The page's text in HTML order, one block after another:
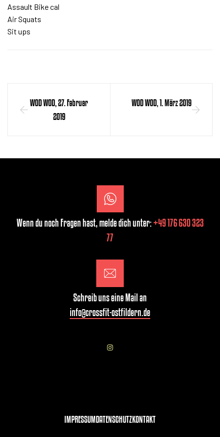
Assault Bike cal
Air Squats
Sit ups
WOD WOD, 27. Februar
2019
WOD WOD, 1. März 2019
Wenn du noch Fragen hast, melde dich unter:+49 176 630 323
77
Schreib uns eine Mail an
info@crossfit-ostfildern.de
IMPRESSUMDATENSCHUTZKONTAKT